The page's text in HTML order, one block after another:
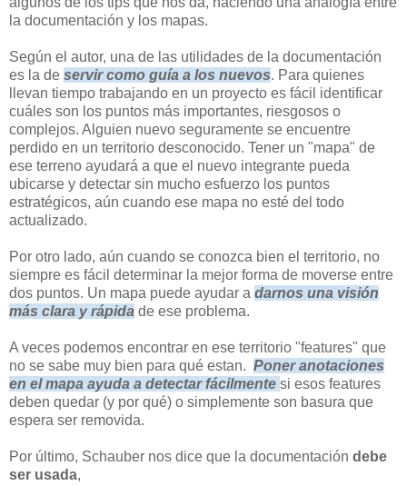
la documentación y los mapas.
Según el autor, una de las utilidades de la documentación
es la de servir como guía a los nuevos. Para quienes
llevan tiempo trabajando en un proyecto es fácil identificar
cuáles son los puntos más importantes, riesgosos o
complejos. Alguien nuevo seguramente se encuentre
perdido en un territorio desconocido. Tener un "mapa" de
ese terreno ayudará a que el nuevo integrante pueda
ubicarse y detectar sin mucho esfuerzo los puntos
estratégicos, aún cuando ese mapa no esté del todo
actualizado.
Por otro lado, aún cuando se conozca bien el territorio, no
siempre es fácil determinar la mejor forma de moverse entre
dos puntos. Un mapa puede ayudar a darnos una visión
más clara y rápida de ese problema.
A veces podemos encontrar en ese territorio "features" que
no se sabe muy bien para qué estan. Poner anotaciones
en el mapa ayuda a detectar fácilmente si esos features
deben quedar (y por qué) o simplemente son basura que
espera ser removida.
Por último, Schauber nos dice que la documentación debe
ser usada,